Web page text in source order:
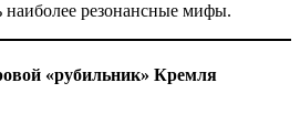
наиболее резонансные мифы.
«рубильник» Кремля